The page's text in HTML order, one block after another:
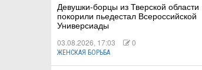
Девушки-борцы из Тверской области
покорили пьедестал Всероссийской
Универсиады
03.08.2026, 17:03 0
ЖЕНСКАЯ БОРЬБА